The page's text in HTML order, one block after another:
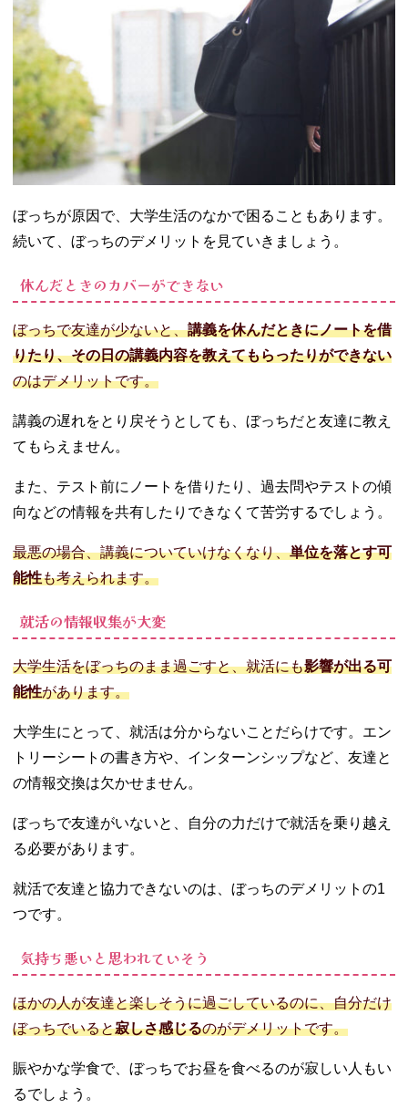
ぼっちが原因で、大学生活のなかで困ることもあります。
続いて、ぼっちのデメリットを見ていきましょう。
休んだときのカバーができない
ぼっちで友達が少ないと、講義を休んだときにノートを借
りたり、その日の講義内容を教えてもらったりができない
のはデメリットです。
講義の遅れをとり戻そうとしても、ぼっちだと友達に教え
てもらえません。
また、テスト前にノートを借りたり、過去問やテストの傾
向などの情報を共有したりできなくて苦労するでしょう。
最悪の場合、講義についていけなくなり、単位を落とす可
能性も考えられます。
就活の情報収集が大変
大学生活をぼっちのまま過ごすと、就活にも影響が出る可
能性があります。
大学生にとって、就活は分からないことだらけです。エン
トリーシートの書き方や、インターンシップなど、友達と
の情報交換は欠かせません。
ぼっちで友達がいないと、自分の力だけで就活を乗り越え
る必要があります。
就活で友達と協力できないのは、ぼっちのデメリットの1
つです。
気持ち悪いと思われていそう
ほかの人が友達と楽しそうに過ごしているのに、自分だけ
ぼっちでいると寂しさ感じるのがデメリットです。
賑やかな学食で、ぼっちでお昼を食べるのが寂しい人もい
るでしょう。